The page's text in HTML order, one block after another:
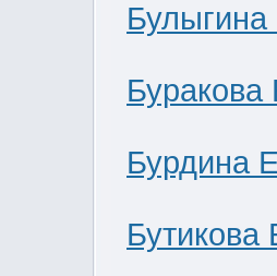
Булыгина
Буракова
Бурдина
Бутикова